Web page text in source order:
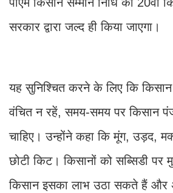
सरकार द्वारा जल्द ही किया जाएगा।
यह सुनिश्चित करने के लिए कि
वंचित न रहें, समय-समय पर किसान
चाहिए। उन्होंने कहा कि मूंग, उड़द,
छोटी किट। किसानों को सब्सिडी पर
किसान इसका लाभ उठा सकते हैं